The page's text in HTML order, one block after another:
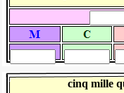
cinq mille